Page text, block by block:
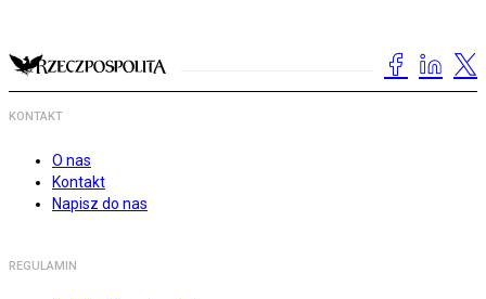
KONTAKT
O nas
Kontakt
Napisz do nas
REGULAMIN